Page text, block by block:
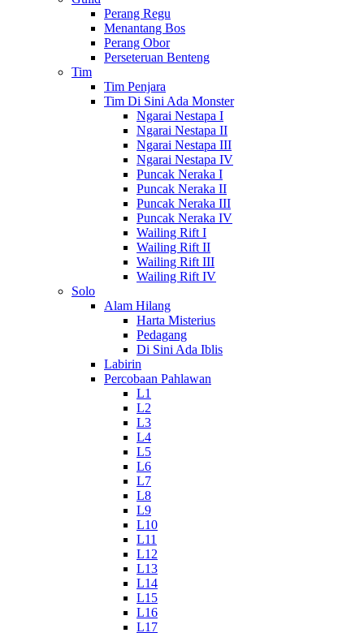
Perang Regu
Menantang Bos
Perang Obor
Perseteruan Benteng
Tim
Tim Penjara
Tim Di Sini Ada Monster
Ngarai Nestapa I
Ngarai Nestapa II
Ngarai Nestapa III
Ngarai Nestapa IV
Puncak Neraka I
Puncak Neraka II
Puncak Neraka III
Puncak Neraka IV
Wailing Rift I
Wailing Rift II
Wailing Rift III
Wailing Rift IV
Solo
Alam Hilang
Harta Misterius
Pedagang
Di Sini Ada Iblis
Labirin
Percobaan Pahlawan
L1
L2
L3
L4
L5
L6
L7
L8
L9
L10
L11
L12
L13
L14
L15
L16
L17